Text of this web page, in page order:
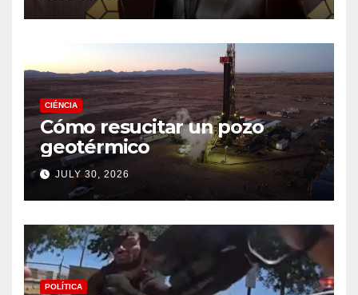
CIÉNCIA
Cómo resucitar un pozo
geotérmico
JULY 30, 2026
POLÍTICA